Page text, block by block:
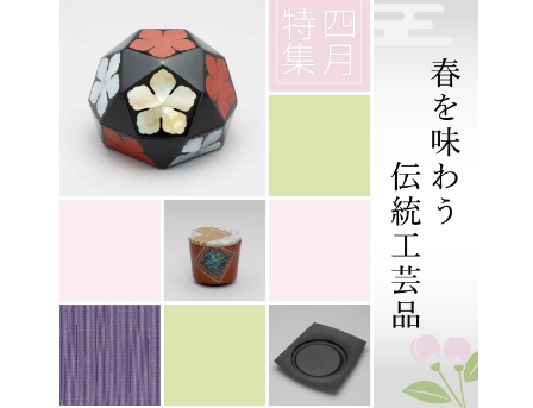
EN・JPY
2-2-1 Kyobashi, Chuo-ku, Tokyo 104-0031
Privacy Policy